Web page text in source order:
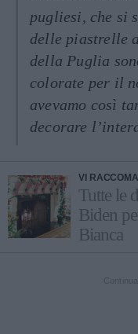
pugliesi, che si
delle piastrelle
della Puglia
colorate per il
avevamo così
decorare
VI
Tutte le
Biden
Bianca